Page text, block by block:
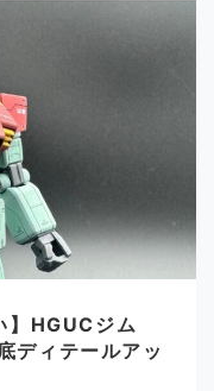
】HGUCジム
ディテールアッ